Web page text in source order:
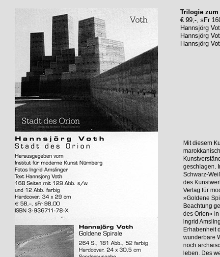
Mit diesem
geschlagen.
Schwarz-
des
Verlag für
»Goldene
Beachtung
des Orion«
lngrid
Erhabenheit
wunderbare
noch
leben. Des
Trilogie
€ 99;-, sFr
Hannsjörg
Hannsjörg
Hannsjörg